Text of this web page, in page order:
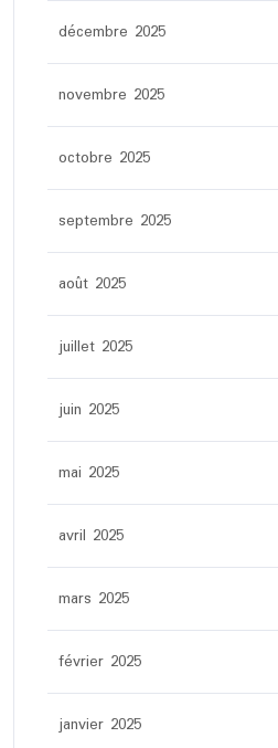
décembre 2025
novembre 2025
octobre 2025
septembre 2025
août 2025
juillet 2025
juin 2025
mai 2025
avril 2025
mars 2025
février 2025
janvier 2025